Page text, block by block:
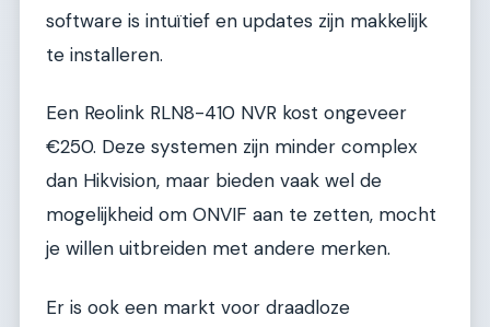
software is intuïtief en updates zijn makkelijk
te installeren.
Een Reolink RLN8-410 NVR kost ongeveer
€250. Deze systemen zijn minder complex
dan Hikvision, maar bieden vaak wel de
mogelijkheid om ONVIF aan te zetten, mocht
je willen uitbreiden met andere merken.
Er is ook een markt voor draadloze